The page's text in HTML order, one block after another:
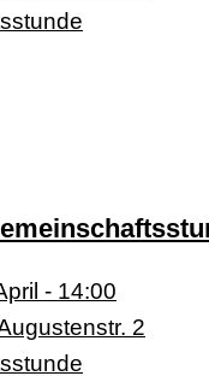
- 14:00
2